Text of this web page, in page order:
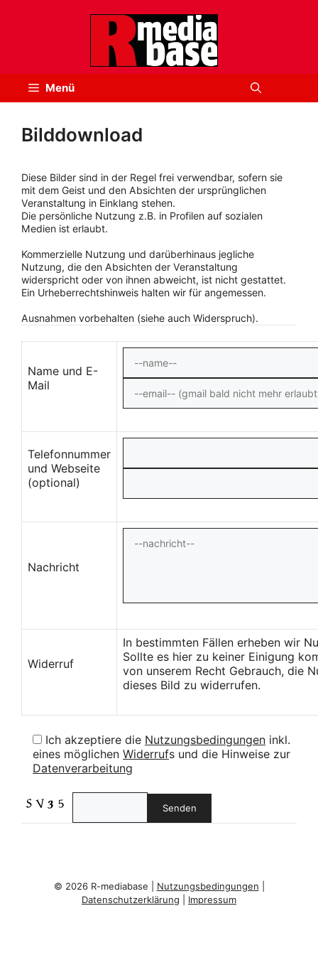
Menü
Bilddownload
Diese Bilder sind in der Regel frei verwendbar, sofern sie
mit dem Geist und den Absichten der ursprünglichen
Veranstaltung in Einklang stehen.
Die persönliche Nutzung z.B. in Profilen auf sozialen
Medien ist erlaubt.
Kommerzielle Nutzung und darüberhinaus jegliche
Nutzung, die den Absichten der Veranstaltung
widerspricht oder von ihnen abweicht, ist nicht gestattet.
Ein Urheberrechtshinweis halten wir für angemessen.
Ausnahmen vorbehalten (siehe auch Widerspruch).
Name und E-
Mail
Telefonnummer
und Webseite
(optional)
Nachricht
Widerruf
In bestimmten Fällen erheben wir
Sollte es hier zu keiner Einigung
von unserem Recht Gebrauch, die
dieses Bild zu widerrufen.
Ich akzeptiere die Nutzungsbedingungen inkl.
eines möglichen Widerrufs und die Hinweise zur
Datenverarbeitung
© 2026 R-mediabase | Nutzungsbedingungen
Datenschutzerklärung
Impressum